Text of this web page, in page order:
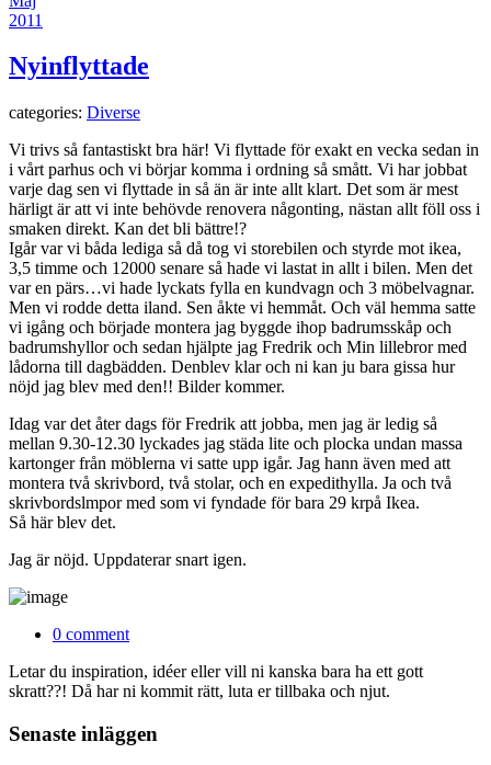
2011
Nyinflyttade
categories: Diverse
Vi trivs så fantastiskt bra här! Vi flyttade för exakt en vecka sedan in
i vårt parhus och vi börjar komma i ordning så smått. Vi har jobbat
varje dag sen vi flyttade in så än är inte allt klart. Det som är mest
härligt är att vi inte behövde renovera någonting, nästan allt föll oss i
smaken direkt. Kan det bli bättre!?
Igår var vi båda lediga så då tog vi storebilen och styrde mot ikea,
3,5 timme och 12000 senare så hade vi lastat in allt i bilen. Men det
var en pärs…vi hade lyckats fylla en kundvagn och 3 möbelvagnar.
Men vi rodde detta iland. Sen åkte vi hemmåt. Och väl hemma satte
vi igång och började montera jag byggde ihop badrumsskåp och
badrumshyllor och sedan hjälpte jag Fredrik och Min lillebror med
lådorna till dagbädden. Denblev klar och ni kan ju bara gissa hur
nöjd jag blev med den!! Bilder kommer.
Idag var det åter dags för Fredrik att jobba, men jag är ledig så
mellan 9.30-12.30 lyckades jag städa lite och plocka undan massa
kartonger från möblerna vi satte upp igår. Jag hann även med att
montera två skrivbord, två stolar, och en expedithylla. Ja och två
skrivbordslmpor med som vi fyndade för bara 29 krpå Ikea.
Så här blev det.
Jag är nöjd. Uppdaterar snart igen.
0 comment
Letar du inspiration, idéer eller vill ni kanska bara ha ett gott
skratt??! Då har ni kommit rätt, luta er tillbaka och njut.
Senaste inläggen